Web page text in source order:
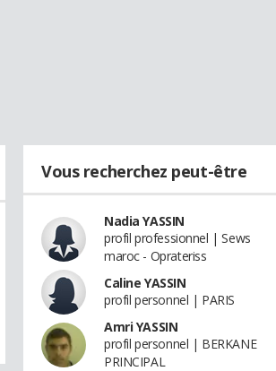
Vous recherchez peut-être
Nadia YASSIN
profil professionnel | Sews
maroc - Oprateriss
Caline YASSIN
profil personnel | PARIS
Amri YASSIN
profil personnel | BERKANE
PRINCIPAL